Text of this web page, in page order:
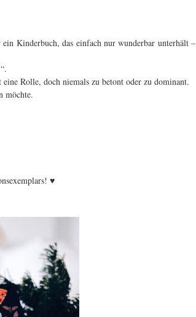
Kinderbuch, das einfach nur wunderbar unterhält –
Rolle, doch niemals zu betont oder zu dominant.
möchte.
♥